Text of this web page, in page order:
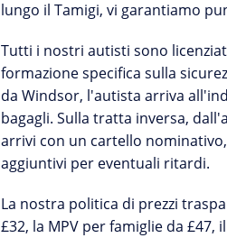
lungo il Tamigi, vi garantiamo
Tutti i nostri autisti sono
formazione specifica sulla
da Windsor, l'autista arriva
bagagli. Sulla tratta inversa,
arrivi con un cartello
aggiuntivi per eventuali ritardi.
La nostra politica di prezzi
£32, la MPV per famiglie da